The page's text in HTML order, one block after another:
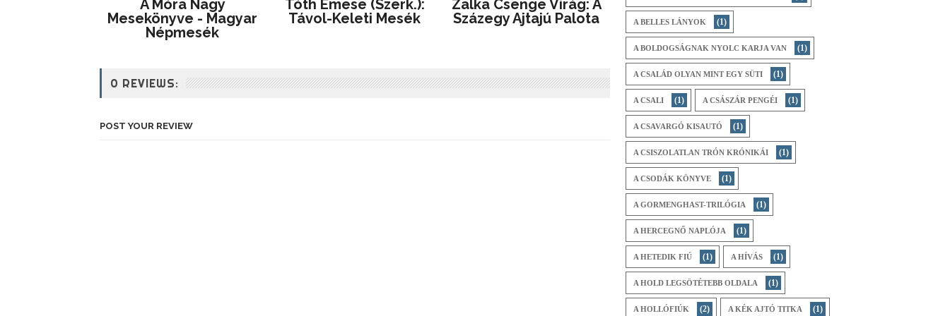
A Móra Nagy
Mesekönyve - Magyar
Népmesék
Tóth Emese (szerk.):
Távol-Keleti ​mesék
Zalka Csenge Virág: A
Százegy Ajtajú Palota
0 REVIEWS:
POST YOUR REVIEW
A BELLES LÁNYOK (1)
A BOLDOGSÁGNAK NYOLC KARJA VAN (1)
A CSALÁD OLYAN MINT EGY SÜTI (1)
A CSALI (1) A CSÁSZÁR PENGÉI (1)
A CSAVARGÓ KISAUTÓ (1)
A CSISZOLATLAN TRÓN KRÓNIKÁI (1)
A CSODÁK KÖNYVE (1)
A GORMENGHAST-TRILÓGIA (1)
A HERCEGNŐ NAPLÓJA (1)
A HETEDIK FIÚ (1) A HÍVÁS (1)
A HOLD LEGSÖTÉTEBB OLDALA (1)
A HOLLÓFIÚK (2) A KÉK AJTÓ TITKA (1)